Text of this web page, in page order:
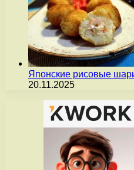
Японские рисовые
20.11.2025